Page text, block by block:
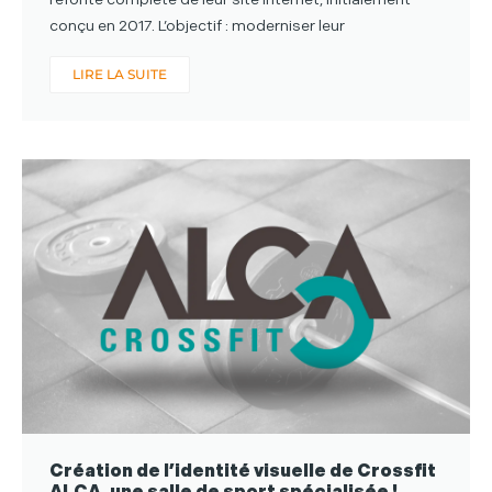
conçu en 2017. L’objectif : moderniser leur
LIRE LA SUITE
Création de l’identité visuelle de Crossfit